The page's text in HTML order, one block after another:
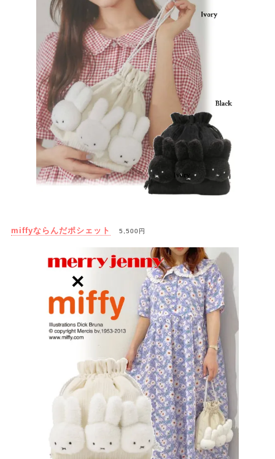
miffyならんだポシェット 5,500円